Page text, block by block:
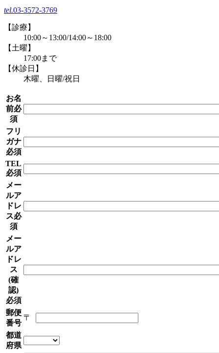
tel.03-3572-3769
【診療】
10:00～13:00/14:00～18:00
【土曜】
17:00まで
【休診日】
木曜、日曜/祝日
お名
前必
須
フリ
ガナ
必須
TEL
必須
メー
ルア
ドレ
ス必
須
メー
ルア
ドレ
ス
(確
認)
必須
郵便
番号
都道
府県